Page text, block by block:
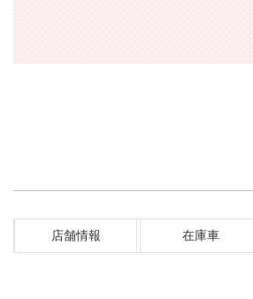
店舗情報 在庫車